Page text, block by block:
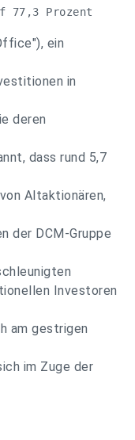
77,3 Prozent
ein
in
deren
dass rund 5,7
Altaktionären,
der DCM-Gruppe
Investoren
am gestrigen
im Zuge der